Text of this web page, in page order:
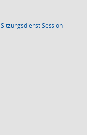
SitzungsdienstSession(Wird in